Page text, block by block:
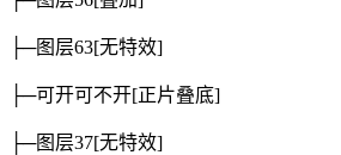
├─图层63[无特效]
├─可开可不开[正片叠底]
├─图层37[无特效]